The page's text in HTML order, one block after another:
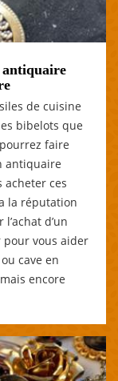
de cuisine
bibelots que
faire
antiquaire
acheter ces
la réputation
d’un
pour vous aider
cave en
encore